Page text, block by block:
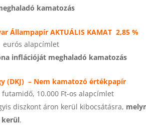
kamatozás
Állampapír AKTUÁLIS KAMAT 2,85 %
alapcímlet
inflációját meghaladó kamatozás
(DKJ) – Nem kamatozó értékpapír
10.000 Ft-os alapcímlet
diszkont áron kerül kibocsátásra,
kerül.